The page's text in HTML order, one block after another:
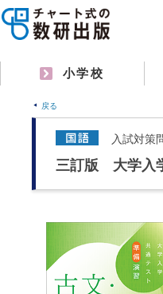
小学校
戻る
入試対策
三訂版 大学入